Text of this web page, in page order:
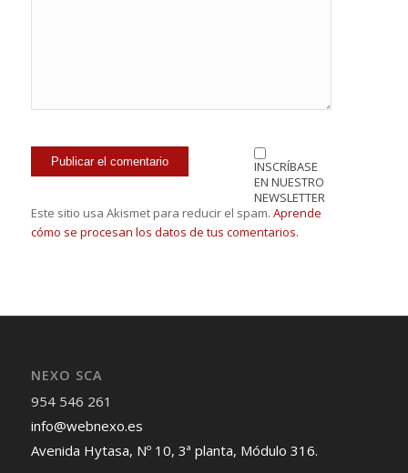
INSCRÍBASE
EN NUESTRO
NEWSLETTER
Este sitio usa Akismet para reducir el spam. Aprende
cómo se procesan los datos de tus comentarios.
NEXO SCA
954 546 261
info@webnexo.es
Avenida Hytasa, Nº 10, 3ª planta, Módulo 316.